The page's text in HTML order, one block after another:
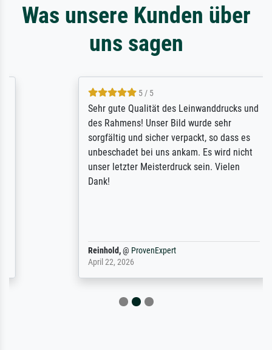
Was unsere Kunden über
uns sagen
5 / 5
Sehr gute Qualität des Leinwanddrucks und
des Rahmens! Unser Bild wurde sehr
sorgfältig und sicher verpackt, so dass es
unbeschadet bei uns ankam. Es wird nicht
unser letzter Meisterdruck sein. Vielen
@ProvenExpert
April 22, 2026